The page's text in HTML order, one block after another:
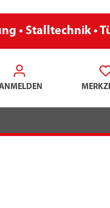
• Stalltechnik •